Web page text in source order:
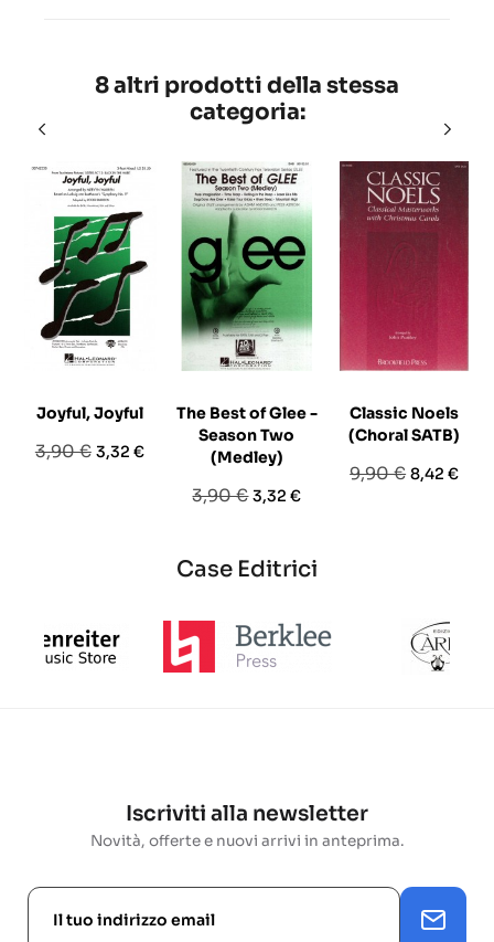
8 altri prodotti della stessa
categoria:
Joyful, Joyful
Prezzo
3,90 € Prezzo
3,32 €
The Best of Glee -
Season Two
(Medley)
Prezzo
3,90 €Prezzo
3,32 €
Classic Noels
(Choral SATB)
Prezzo
9,90 € Prezzo
8,42 €
Case Editrici
Iscriviti alla newsletter
Novità, offerte e nuovi arrivi in anteprima.